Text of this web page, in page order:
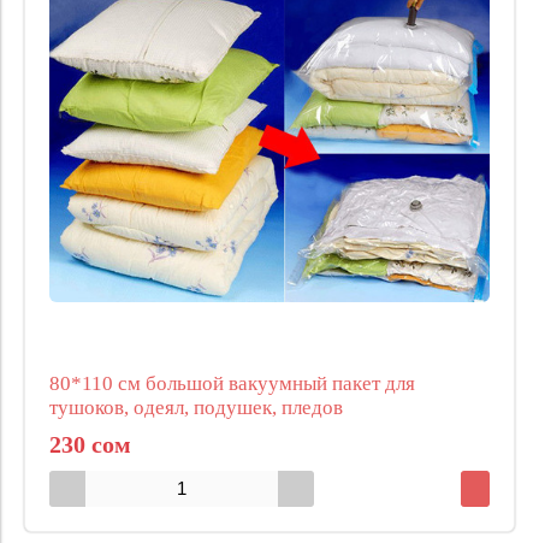
80*110 см большой вакуумный пакет для
тушоков, одеял, подушек, пледов
230 сом